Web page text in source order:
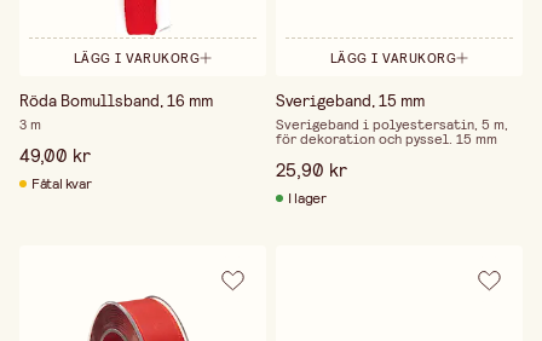
LÄGG I VARUKORG
Röda Bomullsband, 16 mm
3 m
49,00 kr
Fåtal kvar
LÄGG I VARUKORG
Sverigeband, 15 mm
Sverigeband i polyestersatin, 5 m,
för dekoration och pyssel. 15 mm
25,90 kr
I lager